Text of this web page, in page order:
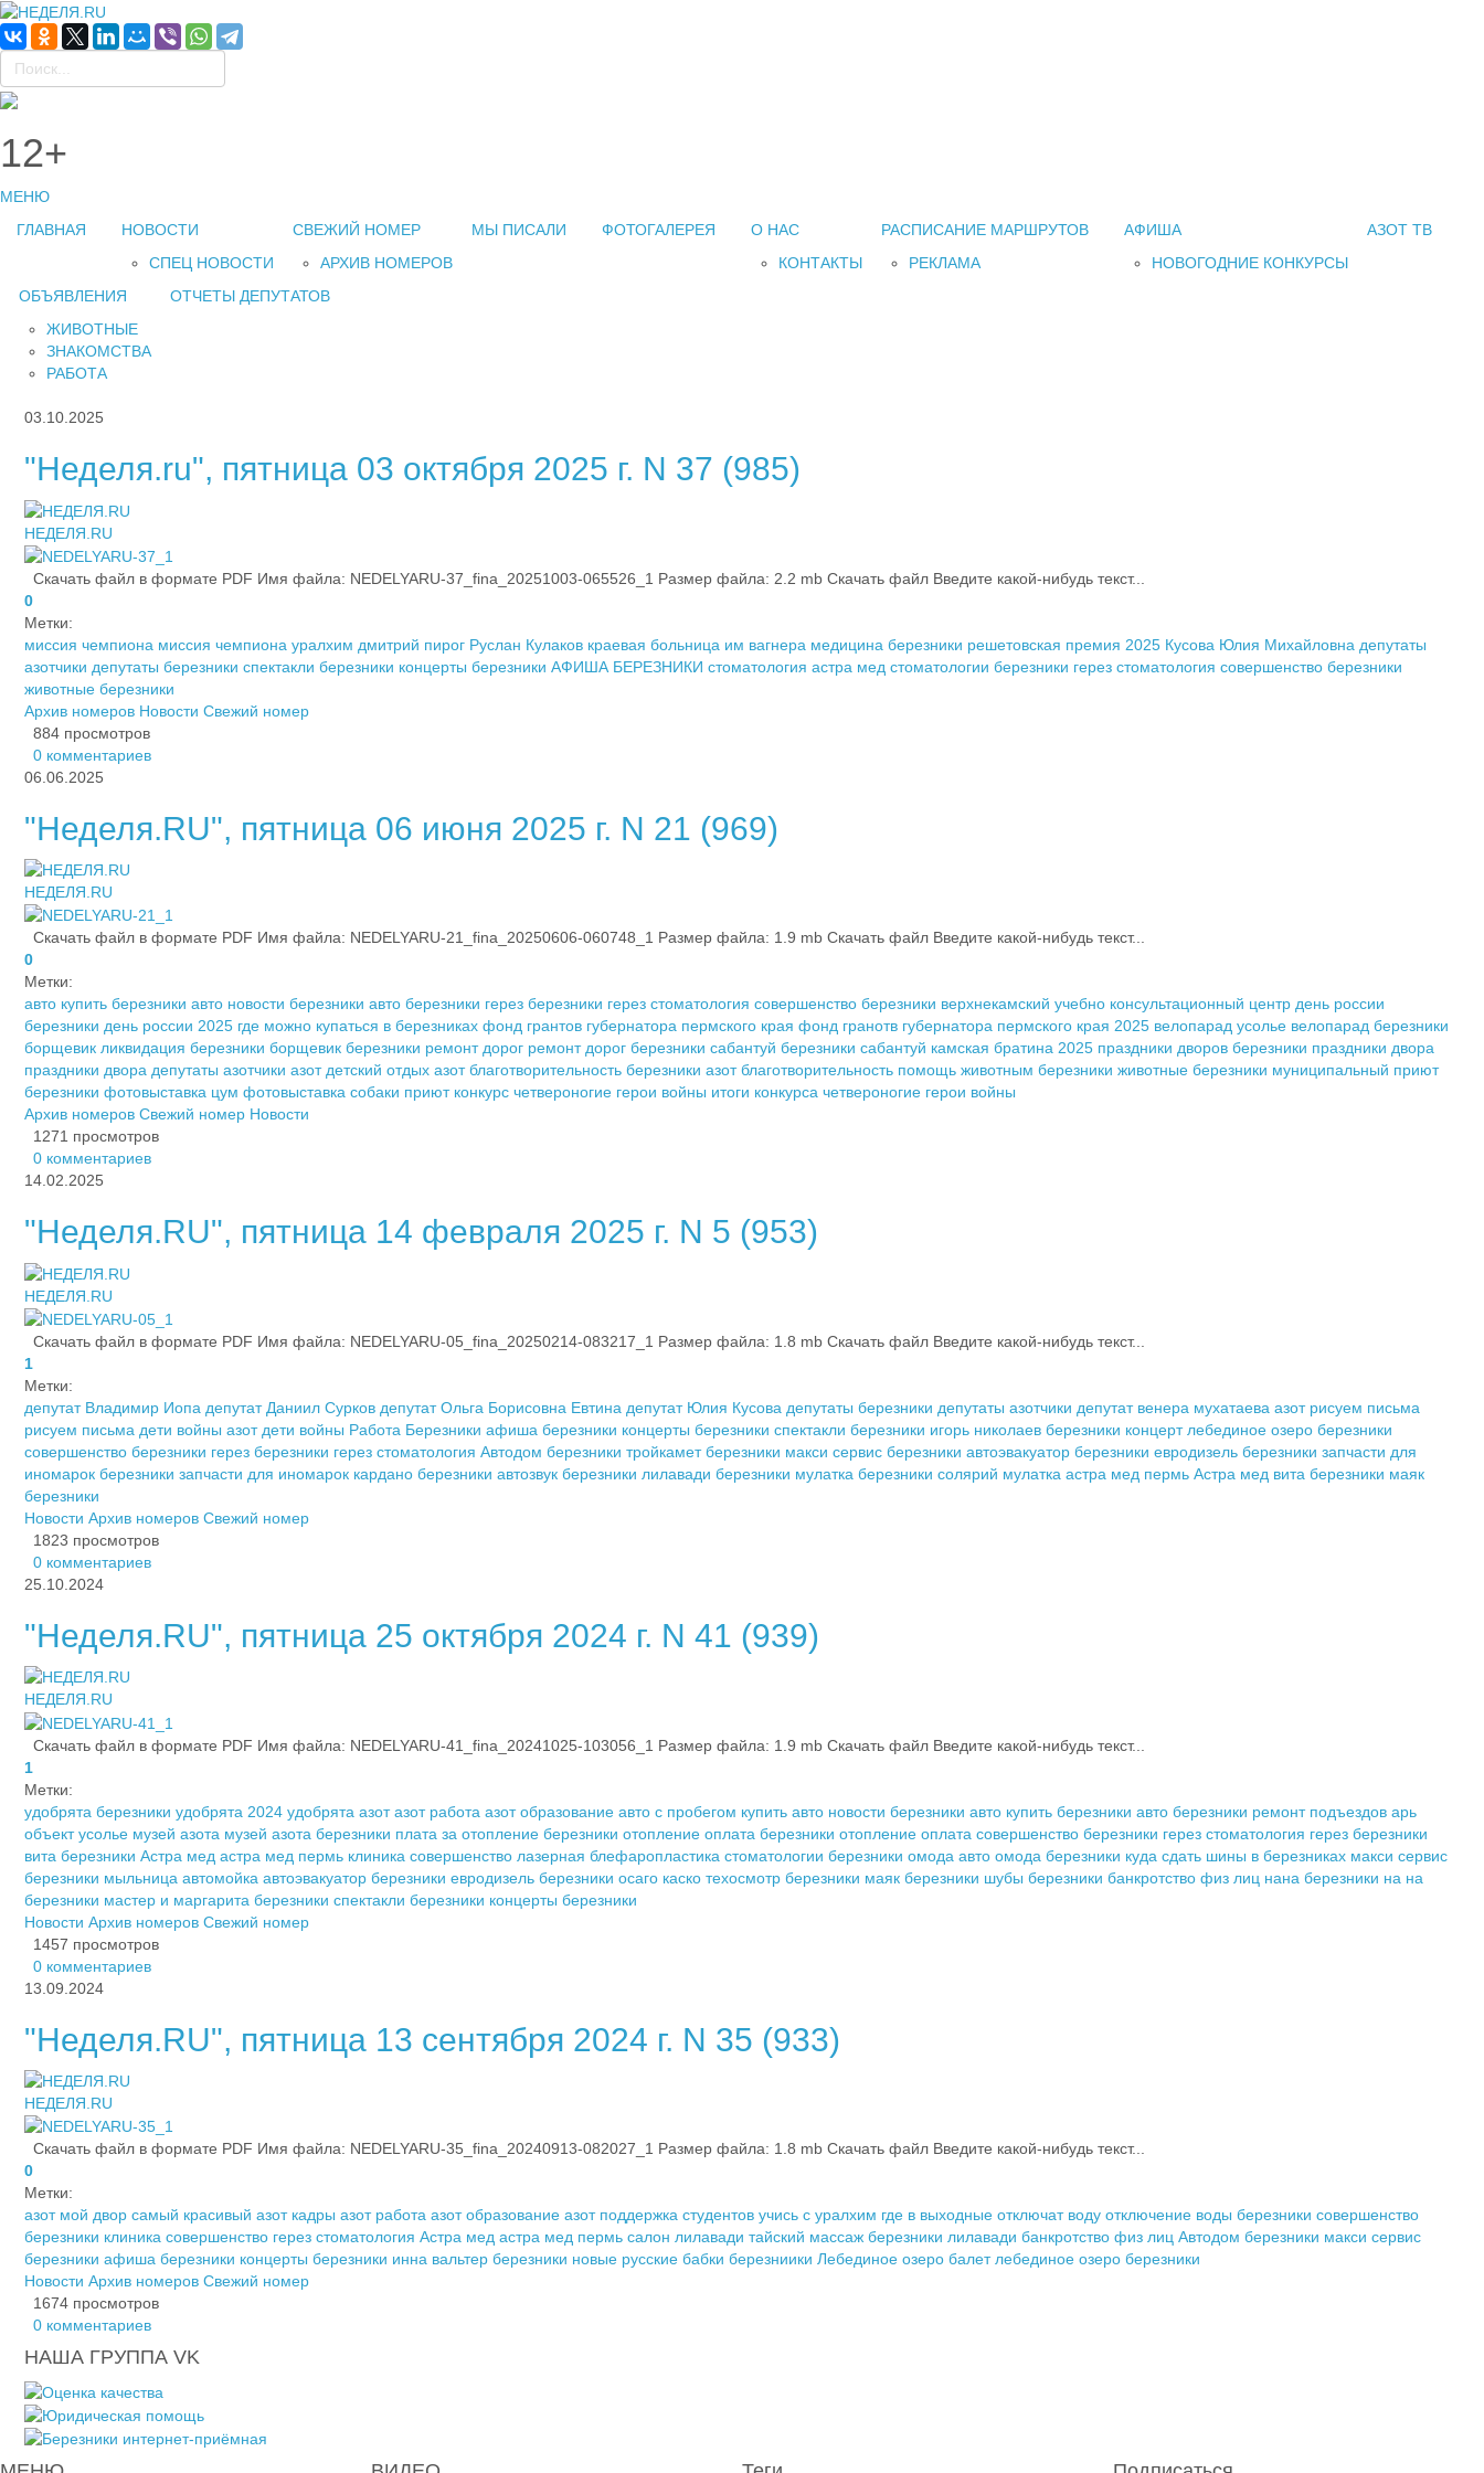
12+
МЕНЮ
ГЛАВНАЯ
НОВОСТИ
СПЕЦ НОВОСТИ
СВЕЖИЙ НОМЕР
АРХИВ НОМЕРОВ
МЫ ПИСАЛИ ФОТОГАЛЕРЕЯ
О НАС
КОНТАКТЫ
РАСПИСАНИЕ МАРШРУТОВ
РЕКЛАМА
АФИША
НОВОГОДНИЕ КОНКУРСЫ
АЗОТ ТВ
ОБЪЯВЛЕНИЯ
ЖИВОТНЫЕ
ЗНАКОМСТВА
РАБОТА
ОТЧЕТЫ ДЕПУТАТОВ
03.10.2025
"Неделя.ru", пятница 03 октября 2025 г. N 37 (985)
НЕДЕЛЯ.RU
Скачать файл в формате PDF Имя файла: NEDELYARU-37_fina_20251003-065526_1 Размер файла: 2.2 mb Скачать файл Введите какой-нибудь текст...
0
Метки:
миссия чемпиона миссия чемпиона уралхим дмитрий пирог Руслан Кулаков краевая больница им вагнера медицина березники решетовская премия 2025 Кусова Юлия Михайловна депутаты
азотчики депутаты березники спектакли березники концерты березники АФИША БЕРЕЗНИКИ стоматология астра мед стоматологии березники герез стоматология совершенство березники
животные березники
Архив номеров Новости Свежий номер
884 просмотров
0 комментариев
06.06.2025
"Неделя.RU", пятница 06 июня 2025 г. N 21 (969)
НЕДЕЛЯ.RU
Скачать файл в формате PDF Имя файла: NEDELYARU-21_fina_20250606-060748_1 Размер файла: 1.9 mb Скачать файл Введите какой-нибудь текст...
0
Метки:
авто купить березники авто новости березники авто березники герез березники герез стоматология совершенство березники верхнекамский учебно консультационный центр день россии
березники день россии 2025 где можно купаться в березниках фонд грантов губернатора пермского края фонд гранотв губернатора пермского края 2025 велопарад усолье велопарад березники
борщевик ликвидация березники борщевик березники ремонт дорог ремонт дорог березники сабантуй березники сабантуй камская братина 2025 праздники дворов березники праздники двора
праздники двора депутаты азотчики азот детский отдых азот благотворительность березники азот благотворительность помощь животным березники животные березники муниципальный приют
березники фотовыставка цум фотовыставка собаки приют конкурс четвероногие герои войны итоги конкурса четвероногие герои войны
Архив номеров Свежий номер Новости
1271 просмотров
0 комментариев
14.02.2025
"Неделя.RU", пятница 14 февраля 2025 г. N 5 (953)
НЕДЕЛЯ.RU
Скачать файл в формате PDF Имя файла: NEDELYARU-05_fina_20250214-083217_1 Размер файла: 1.8 mb Скачать файл Введите какой-нибудь текст...
1
Метки:
депутат Владимир Иопа депутат Даниил Сурков депутат Ольга Борисовна Евтина депутат Юлия Кусова депутаты березники депутаты азотчики депутат венера мухатаева азот рисуем письма
рисуем письма дети войны азот дети войны Работа Березники афиша березники концерты березники спектакли березники игорь николаев березники концерт лебединое озеро березники
совершенство березники герез березники герез стоматология Автодом березники тройкамет березники макси сервис березники автоэвакуатор березники евродизель березники запчасти для
иномарок березники запчасти для иномарок кардано березники автозвук березники лилавади березники мулатка березники солярий мулатка астра мед пермь Астра мед вита березники маяк
березники
Новости Архив номеров Свежий номер
1823 просмотров
0 комментариев
25.10.2024
"Неделя.RU", пятница 25 октября 2024 г. N 41 (939)
НЕДЕЛЯ.RU
Скачать файл в формате PDF Имя файла: NEDELYARU-41_fina_20241025-103056_1 Размер файла: 1.9 mb Скачать файл Введите какой-нибудь текст...
1
Метки:
удобрята березники удобрята 2024 удобрята азот азот работа азот образование авто с пробегом купить авто новости березники авто купить березники авто березники ремонт подъездов арь
объект усолье музей азота музей азота березники плата за отопление березники отопление оплата березники отопление оплата совершенство березники герез стоматология герез березники
вита березники Астра мед астра мед пермь клиника совершенство лазерная блефаропластика стоматологии березники омода авто омода березники куда сдать шины в березниках макси сервис
березники мыльница автомойка автоэвакуатор березники евродизель березники осаго каско техосмотр березники маяк березники шубы березники банкротство физ лиц нана березники на на
березники мастер и маргарита березники спектакли березники концерты березники
Новости Архив номеров Свежий номер
1457 просмотров
0 комментариев
13.09.2024
"Неделя.RU", пятница 13 сентября 2024 г. N 35 (933)
НЕДЕЛЯ.RU
Скачать файл в формате PDF Имя файла: NEDELYARU-35_fina_20240913-082027_1 Размер файла: 1.8 mb Скачать файл Введите какой-нибудь текст...
0
Метки:
азот мой двор самый красивый азот кадры азот работа азот образование азот поддержка студентов учись с уралхим где в выходные отключат воду отключение воды березники совершенство
березники клиника совершенство герез стоматология Астра мед астра мед пермь салон лилавади тайский массаж березники лилавади банкротство физ лиц Автодом березники макси сервис
березники афиша березники концерты березники инна вальтер березники новые русские бабки березниики Лебединое озеро балет лебединое озеро березники
Новости Архив номеров Свежий номер
1674 просмотров
0 комментариев
НАША ГРУППА VK